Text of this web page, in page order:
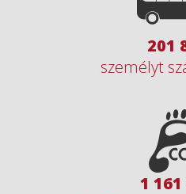
295
személyt
1